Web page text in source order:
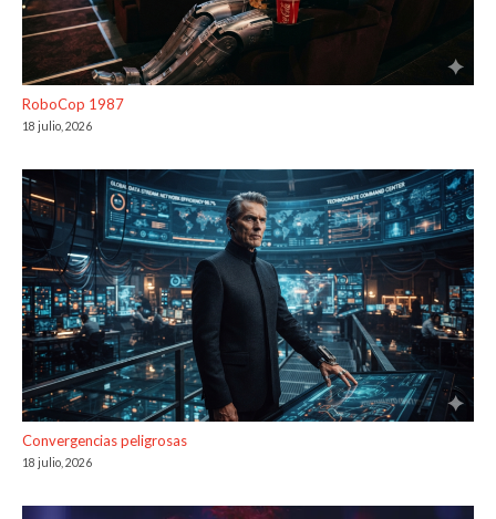
RoboCop 1987
18 julio, 2026
Convergencias peligrosas
18 julio, 2026